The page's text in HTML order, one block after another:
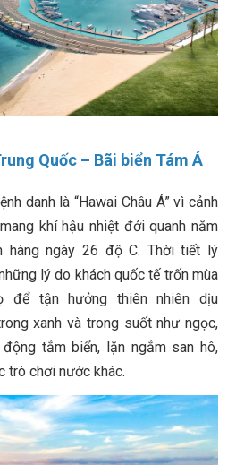
Quốc – Bãi biển Tám Á
danh là “Hawai Châu Á” vì cảnh
khí hậu nhiệt đới quanh năm
hàng ngày 26 độ C. Thời tiết lý
lý do khách quốc tế trốn mùa
để tận hưởng thiên nhiên dịu
xanh và trong suốt như ngọc,
tắm biển, lặn ngắm san hô,
trò chơi nước khác.